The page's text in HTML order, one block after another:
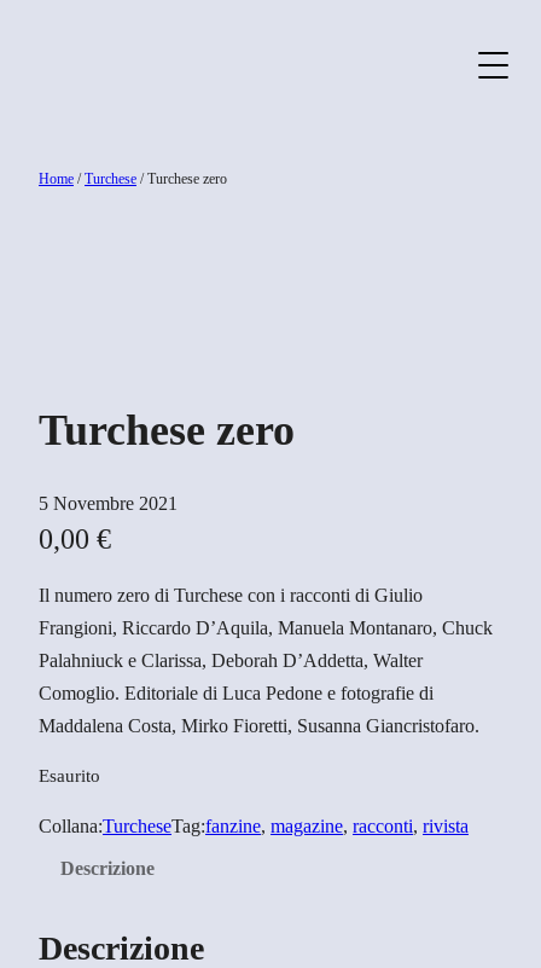
Home /Turchese / Turchese zero
Turchese zero
5 Novembre 2021
0,00 €
Il numero zero di Turchese con i racconti di Giulio
Frangioni, Riccardo D’Aquila, Manuela Montanaro, Chuck
Palahniuck e Clarissa, Deborah D’Addetta, Walter
Comoglio. Editoriale di Luca Pedone e fotografie di
Maddalena Costa, Mirko Fioretti, Susanna Giancristofaro.
Esaurito
Collana:TurcheseTag:fanzine, magazine, racconti, rivista
Descrizione
Descrizione